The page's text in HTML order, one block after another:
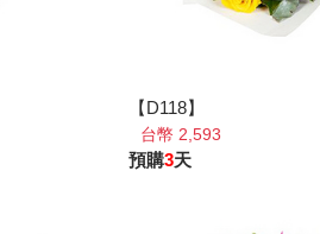
【D118】
台幣 2,593
預購3天